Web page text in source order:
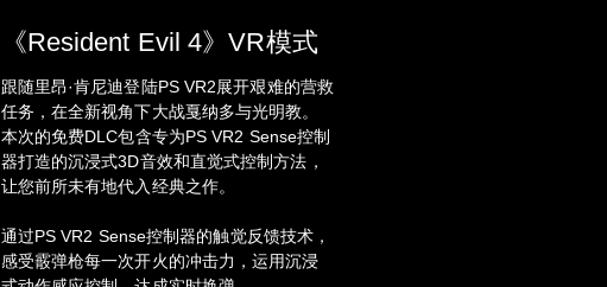
《Resident Evil 4》VR模式
跟随里昂·肯尼迪登陆PS VR2展开艰难的营救
任务，在全新视角下大战戛纳多与光明教。
本次的免费DLC包含专为PS VR2 Sense控制
器打造的沉浸式3D音效和直觉式控制方法，
让您前所未有地代入经典之作。
通过PS VR2 Sense控制器的触觉反馈技术，
感受霰弹枪每一次开火的冲击力，运用沉浸